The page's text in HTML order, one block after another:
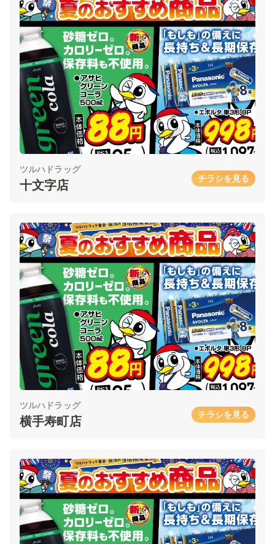
ツルハドラッグ
十文字店 チラシを見る
ツルハドラッグ
横手寿町店 チラシを見る